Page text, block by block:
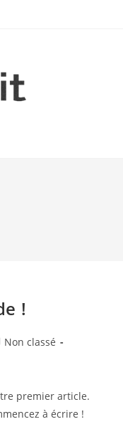
!
Non classé
premier article.
à écrire !